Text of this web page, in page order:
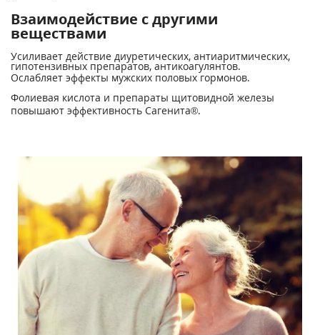
Взаимодействие с другими
веществами
Усиливает действие диуретических, антиаритмических,
гипотензивных препаратов, антикоагулянтов.
Ослабляет эффекты мужских половых гормонов.
Фолиевая кислота и препараты щитовидной железы
повышают эффективность Сагенита®.